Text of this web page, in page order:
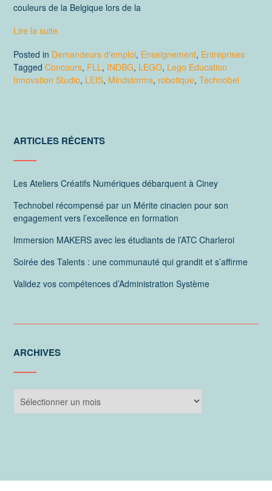
couleurs de la Belgique lors de la
Lire la suite
Posted in Demandeurs d'emploi, Enseignement, Entreprises
Tagged Concours, FLL, INDBG, LEGO, Lego Education
Innovation Studio, LEIS, Mindstorms, robotique, Technobel
ARTICLES RÉCENTS
Les Ateliers Créatifs Numériques débarquent à Ciney
Technobel récompensé par un Mérite cinacien pour son
engagement vers l’excellence en formation
Immersion MAKERS avec les étudiants de l’ATC Charleroi
Soirée des Talents : une communauté qui grandit et s’affirme
Validez vos compétences d’Administration Système
ARCHIVES